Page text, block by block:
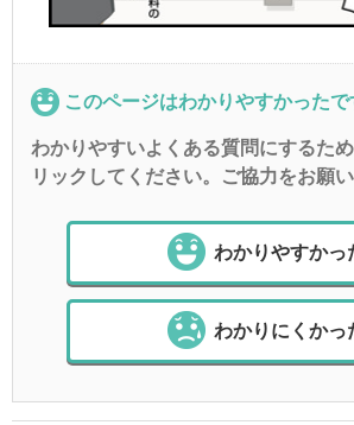
このページはわかりやすかったで
わかりやすいよくある質問にするた
リックしてください。ご協力をお願い
わかりやすかっ
わかりにくかっ